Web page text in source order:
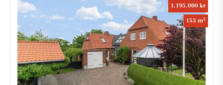
1.195.000 kr
153 m2